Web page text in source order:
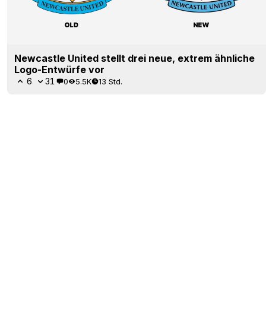
Newcastle United stellt drei neue, extrem ähnliche
Logo-Entwürfe vor
6 31 0 5.5K 13 Std.